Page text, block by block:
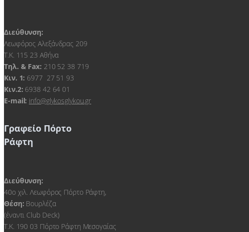
Διεύθυνση:
Λεωφόρος Αλεξάνδρας 209
Τ.Κ. 115 23 Αθήνα
Τηλ. & Fax: 210 52 38 719
Kιν. 1: 6977 27 51 93
Κιν.2: 6938 42 64 01
E-mail: info@glykosglykou.gr
Γραφείο Πόρτο
Ράφτη
Διεύθυνση:
40ο χιλ. Λεωφόρος Πόρτο Ράφτη,
Θέση: Βουρλέζα
(έναντι Club Deck)
Τ.Κ. 190 03 Πόρτο Ράφτη Μεσογαίας